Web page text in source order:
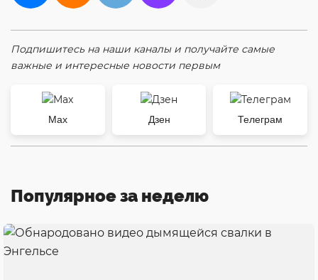
Подпишитесь на наши каналы и получайте самые
важные и интересные новости первым
Max Дзен Телеграм
Популярное за неделю